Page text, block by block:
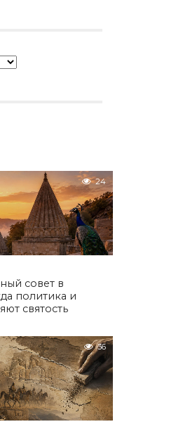
24
совет в
политика и
святость
36